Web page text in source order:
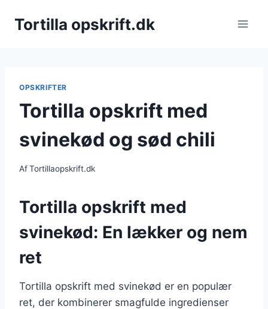
Tortilla opskrift.dk
OPSKRIFTER
Tortilla opskrift med
svinekød og sød chili
AfTortillaopskrift.dk
Tortilla opskrift med
svinekød: En lækker og nem
ret
Tortilla opskrift med svinekød er en populær
ret, der kombinerer smagfulde ingredienser